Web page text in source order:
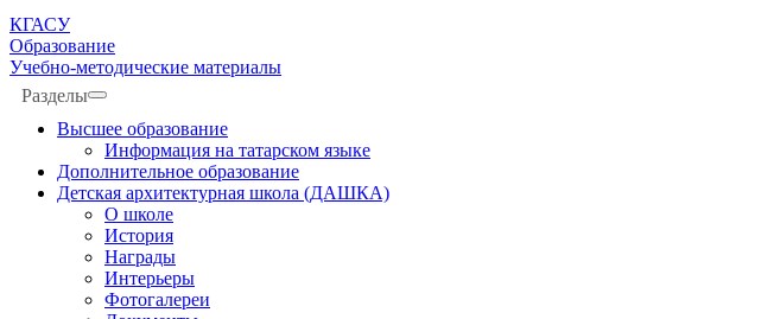
КГАСУ
Образование
Учебно-методические материалы
Разделы
Высшее образование
Информация на татарском языке
Дополнительное образование
Детская архитектурная школа (ДАШКА)
О школе
История
Награды
Интерьеры
Фотогалереи